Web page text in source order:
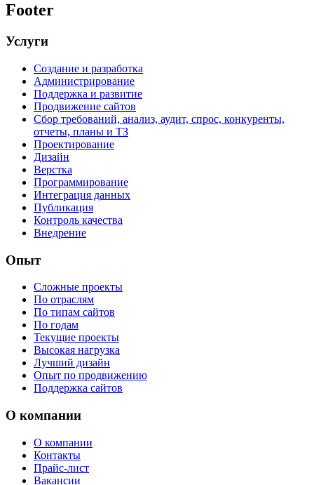
Footer
Услуги
Создание и разработка
Администрирование
Поддержка и развитие
Продвижение сайтов
Сбор требований, анализ, аудит, спрос, конкуренты,
отчеты, планы и ТЗ
Проектирование
Дизайн
Верстка
Программирование
Интеграция данных
Публикация
Контроль качества
Внедрение
Опыт
Сложные проекты
По отраслям
По типам сайтов
По годам
Текущие проекты
Высокая нагрузка
Лучший дизайн
Опыт по продвижению
Поддержка сайтов
О компании
О компании
Контакты
Прайс-лист
Вакансии